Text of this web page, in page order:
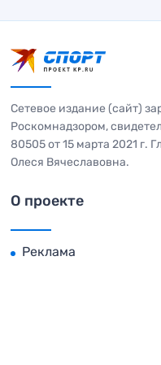
Сетевое издание (сайт)
Роскомнадзором,
80505 от 15 марта 2021 г.
Олеся Вячеславовна.
О проекте
Реклама